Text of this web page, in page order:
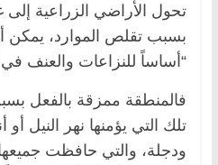
تحول الأراضي الزراعية إلى
بسبب تقلص الموارد، يمكن
“أساساً للنزاعات والعنف
فالمنطقة ممزقة بالفعل
تلك التي يؤمنها نهر النيل أو
ودجلة، والتي حافظت